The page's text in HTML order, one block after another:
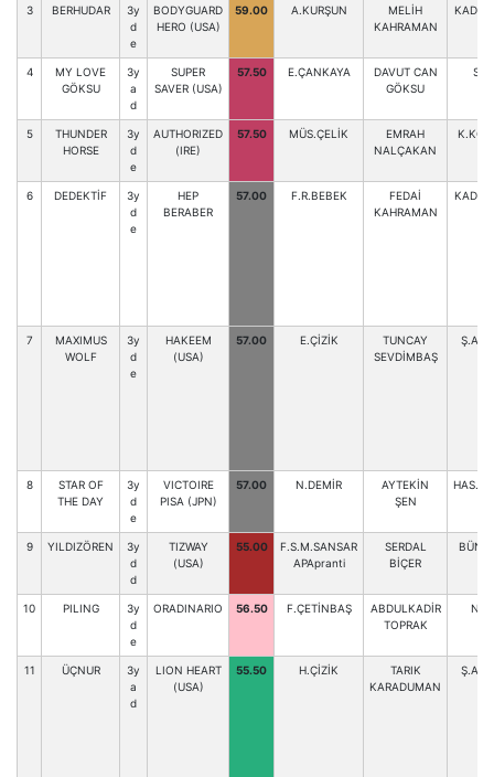
3 BERHUDAR
3y
d
e
BODYGUARD
HERO (USA)
59.00 A.KURŞUN
MELİH
KAHRAMAN
4
MY LOVE
GÖKSU
3y
a
d
SUPER
SAVER (USA)
57.50 E.ÇANKAYA
DAVUT CAN
GÖKSU
5
THUNDER
HORSE
3y
d
e
AUTHORIZED
(IRE)
57.50 MÜS.ÇELİK
EMRAH
NALÇAKAN
6 DEDEKTİF
3y
d
e
HEP
BERABER
57.00 F.R.BEBEK
FEDAİ
KAHRAMAN
7
MAXIMUS
WOLF
3y
d
e
HAKEEM
(USA)
57.00 E.ÇİZİK
TUNCAY
SEVDİMBAŞ
8
STAR OF
THE DAY
3y
d
e
VICTOIRE
PISA (JPN)
57.00 N.DEMİR
AYTEKİN
ŞEN
9 YILDIZÖREN
3y
d
d
TIZWAY
(USA)
55.00
F.S.M.SANSAR
APApranti
SERDAL
BİÇER
10 PILING
3y
d
e
ORADINARIO 56.50 F.ÇETİNBAŞ
ABDULKADİR
TOPRAK
11 ÜÇNUR
3y
a
d
LION HEART
(USA)
55.50 H.ÇİZİK
TARIK
KARADUMAN